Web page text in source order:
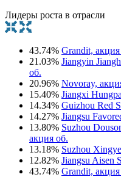
Лидеры роста в отрасли
43.74% Grandit,
21.03% Jiangyin
об.
20.96% Novoray,
15.40% Jiangxi
14.34% Guizhou Red
14.27% Jiangsu
13.80% Suzhou
акция об.
13.18% Suzhou
12.82% Jiangsu Aisen
43.74% Grandit,